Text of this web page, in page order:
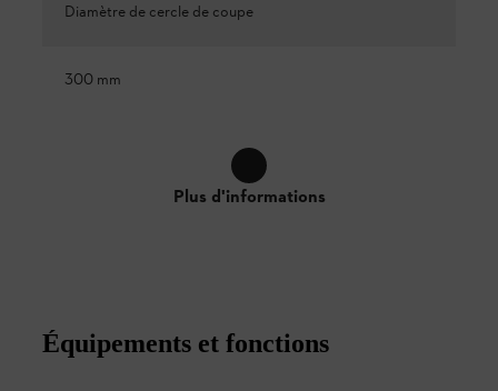
Diamètre de cercle de coupe
300 mm
Plus d'informations
Équipements et fonctions